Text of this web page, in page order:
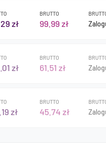
zł
BRUTTO
99.99 zł
zł
BRUTTO
61.51 zł
zł
BRUTTO
45.74 zł